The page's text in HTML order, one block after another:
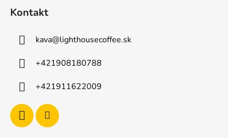
Kontakt
kava@lighthousecoffee.sk
+421908180788
+421911622009